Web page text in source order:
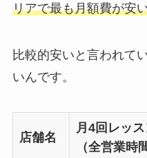
リアで最も月額費が安
比較的安いと言われて
いんです。
店舗名
月4回レッ
（全営業時